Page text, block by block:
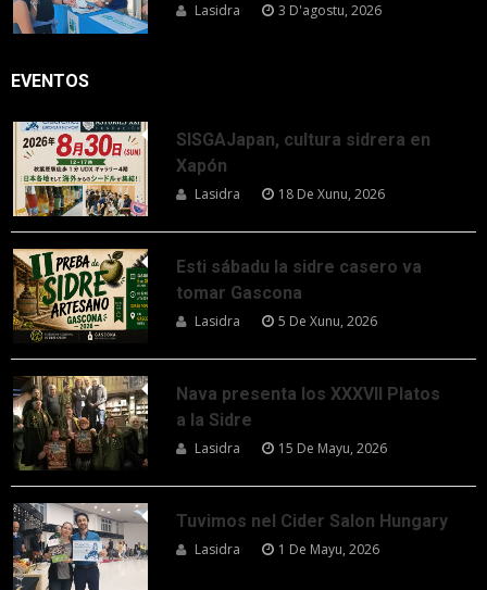
Lasidra 3 D'agostu, 2026
EVENTOS
SISGAJapan, cultura sidrera en
Xapón
Lasidra 18 De Xunu, 2026
Esti sábadu la sidre casero va
tomar Gascona
Lasidra 5 De Xunu, 2026
Nava presenta los XXXVII Platos
a la Sidre
Lasidra 15 De Mayu, 2026
Tuvimos nel Cider Salon Hungary
Lasidra 1 De Mayu, 2026